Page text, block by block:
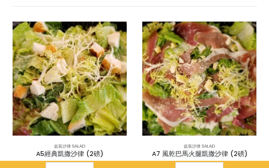
盆裝沙律 SALAD
A5經典凱撒沙律 (2磅)
盆裝沙律 SALAD
A7 風乾巴馬火腿凱撒沙律 (2磅)